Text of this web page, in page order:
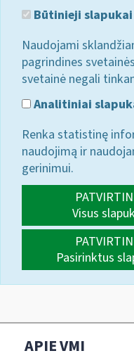
Būtinieji slapukai
Naudojami
pagrindines
svetainė negali
Analitiniai
Renka statistinę
naudojimą ir
gerinimui.
Visus
Pasirinktus
APIE VMI